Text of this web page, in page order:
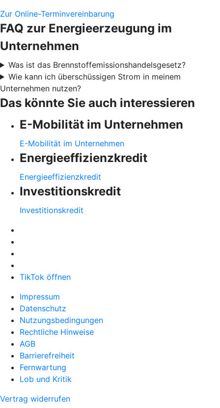
Zur Online-Terminvereinbarung
FAQ zur Energieerzeugung im
Unternehmen
Was ist das Brennstoffemissionshandelsgesetz?
Wie kann ich überschüssigen Strom in meinem
Unternehmen nutzen?
Das könnte Sie auch interessieren
E-Mobilität im Unternehmen
E-Mobilität im Unternehmen
Energieeffizienzkredit
Energieeffizienzkredit
Investitionskredit
Investitionskredit
TikTok öffnen
Impressum
Datenschutz
Nutzungsbedingungen
Rechtliche Hinweise
AGB
Barrierefreiheit
Fernwartung
Lob und Kritik
Vertrag widerrufen